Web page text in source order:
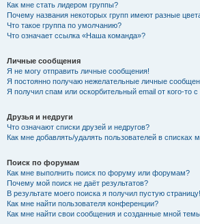
Как мне стать лидером группы?
Почему названия некоторых групп имеют разные
Что такое группа по умолчанию?
Что означает ссылка «Наша команда»?
Личные сообщения
Я не могу отправить личные сообщения!
Я постоянно получаю нежелательные личные
Я получил спам или оскорбительный email от кого-то
Друзья и недруги
Что означают списки друзей и недругов?
Как мне добавлять/удалять пользователей в списках
Поиск по форумам
Как мне выполнить поиск по форуму или форумам?
Почему мой поиск не даёт результатов?
В результате моего поиска я получил пустую страницу!
Как мне найти пользователя конференции?
Как мне найти свои сообщения и созданные мной